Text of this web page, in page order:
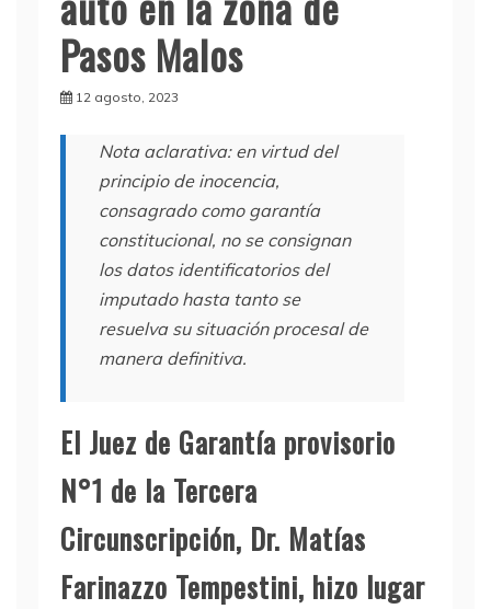
Pasos Malos
12 agosto, 2023
Nota aclarativa: en virtud del
principio de inocencia,
consagrado como garantía
constitucional, no se consignan
los datos identificatorios del
imputado hasta tanto se
resuelva su situación procesal de
manera definitiva.
El Juez de Garantía provisorio
N°1 de la Tercera
Circunscripción, Dr. Matías
Farinazzo Tempestini, hizo lugar